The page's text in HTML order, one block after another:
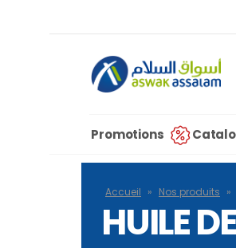
Promotions
Accueil » Nos produits »
HUILE